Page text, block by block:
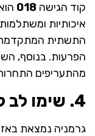
קוד הגישה 018
איכותיות
התשתית המתקדמת
הפרעות. בנוסף,
מהתעריפים
4. שימו לב להפרשי השעות